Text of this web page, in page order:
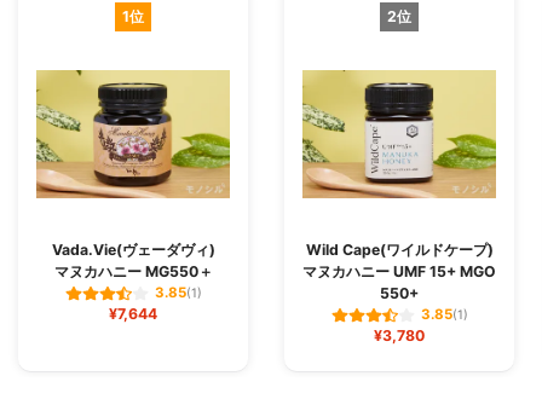
1位
Vada.Vie(ヴェーダヴィ)
マヌカハニー MG550＋
3.85(1)
¥7,644
2位
Wild Cape(ワイルドケープ)
マヌカハニー UMF 15+ MGO
550+
3.85(1)
¥3,780